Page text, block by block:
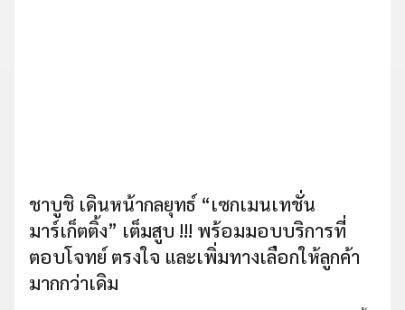
ชาบูชิ เดินหน้ากลยุทธ์ “เซกเมนเทชั่น
มาร์เก็ตติ้ง” เต็มสูบ !!! พร้อมมอบบริการที่
ตอบโจทย์ ตรงใจ และเพิ่มทางเลือกให้ลูกค้า
มากกว่าเดิม